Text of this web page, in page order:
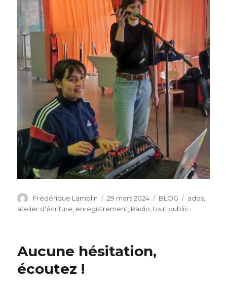
Auteur
Frédérique Lamblin
Publié
le
29 mars 2024 Catégories
BLOG Étiquettes
ados
atelier d'écriture enregistrement Radio ,tout public
Aucune hésitation,
écoutez !